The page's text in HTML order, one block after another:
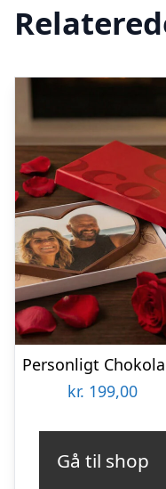
kr. 199,00
Gå til shop